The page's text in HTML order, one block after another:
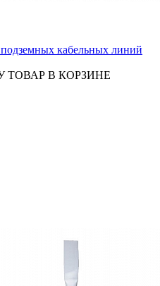
кабельных линий
ТОВАР В КОРЗИНЕ